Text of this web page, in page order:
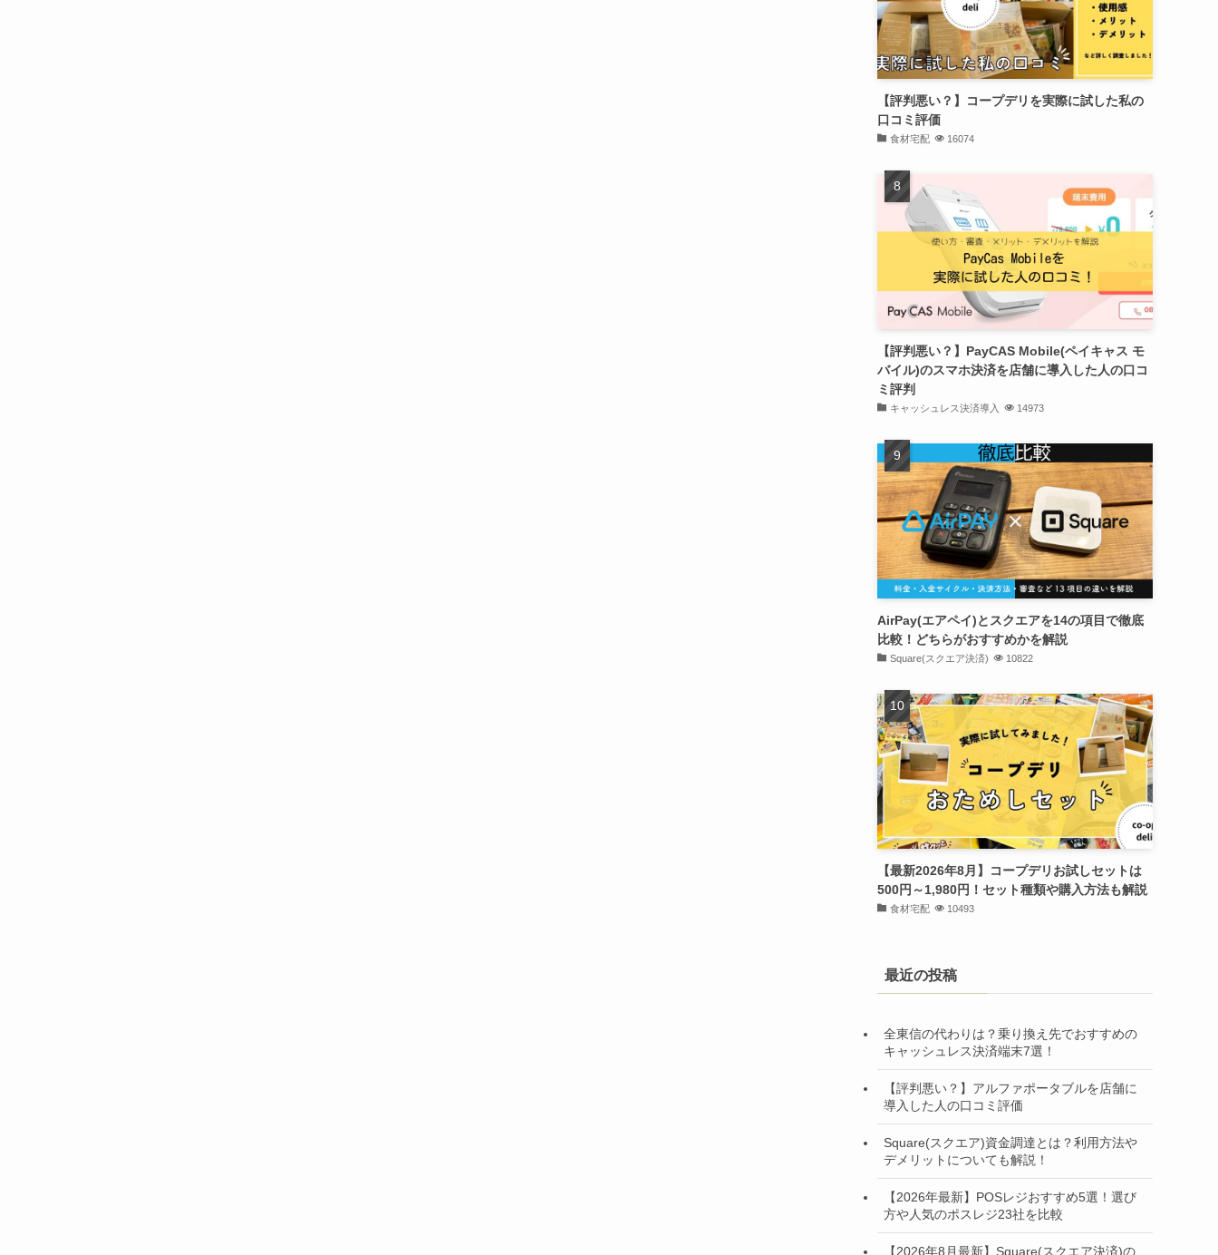
【評判悪い？】コープデリを実際に試した私の
口コミ評価
食材宅配 16074
【評判悪い？】PayCAS Mobile(ペイキャス モ
バイル)のスマホ決済を店舗に導入した人の口コ
ミ評判
キャッシュレス決済導入 14973
AirPay(エアペイ)とスクエアを14の項目で徹底
比較！どちらがおすすめかを解説
Square(スクエア決済) 10822
【最新2026年8月】コープデリお試しセットは
500円～1,980円！セット種類や購入方法も解説
食材宅配 10493
最近の投稿
全東信の代わりは？乗り換え先でおすすめの
キャッシュレス決済端末7選！
【評判悪い？】アルファポータブルを店舗に
導入した人の口コミ評価
Square(スクエア)資金調達とは？利用方法や
デメリットについても解説！
【2026年最新】POSレジおすすめ5選！選び
方や人気のポスレジ23社を比較
【2026年8月最新】Square(スクエア決済)の